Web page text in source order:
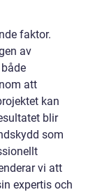
faktor.
av
att
kan
blir
som
vi att
expertis och